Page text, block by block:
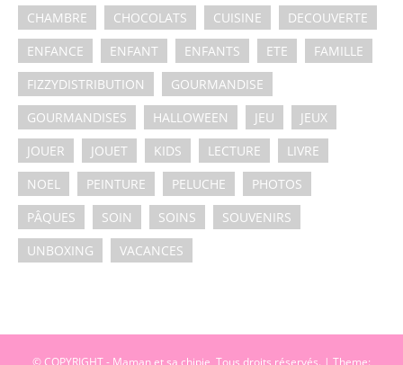
CHAMBRE
CHOCOLATS CUISINE
DECOUVERTE
ENFANCE
ENFANT ENFANTS ETE
FAMILLE
FIZZYDISTRIBUTION
GOURMANDISE
GOURMANDISES
HALLOWEEN JEU
JEUX
JOUER
JOUET KIDS LECTURE
LIVRE
NOEL
PEINTURE PELUCHE
PHOTOS
PÂQUES
SOIN SOINS
SOUVENIRS
UNBOXING
VACANCES
© COPYRIGHT - Maman et sa chipie, Tous droits réservés. | Theme: